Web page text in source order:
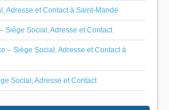
Adresse et Contact à Saint-Mandé
Siège Social, Adresse et Contact
– Siège Social, Adresse et Contact à
Social, Adresse et Contact